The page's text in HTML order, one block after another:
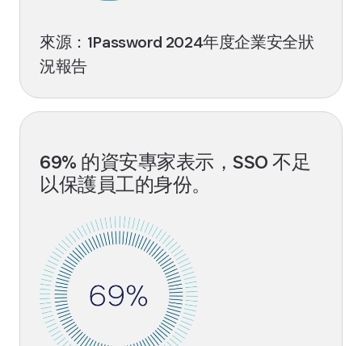
來源：1Password 2024年度企業安全狀
況報告
69% 的資安專家表示，SSO 不足
以保護員工的身份。